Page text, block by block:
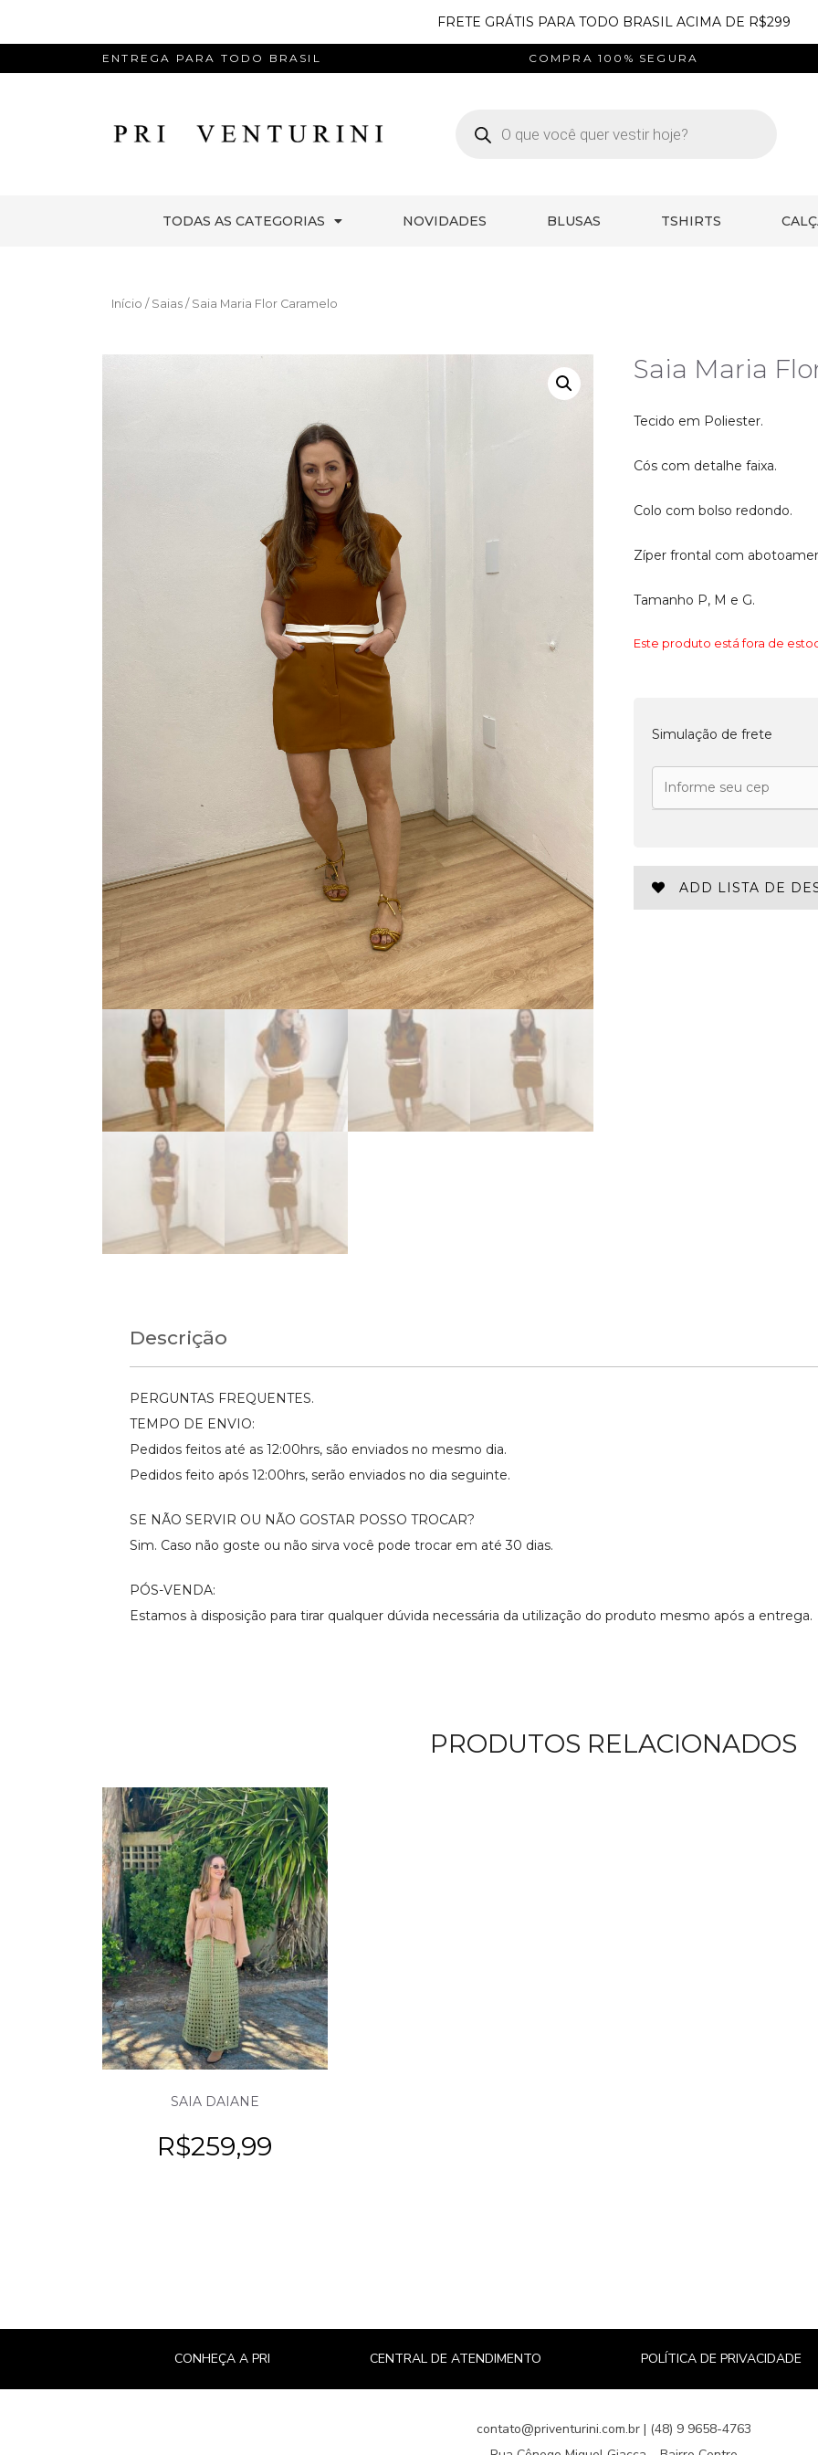
FRETE GRÁTIS PARA TODO BRASIL ACIMA DE R$299
ENTREGA PARA TODO BRASIL COMPRA 100% SEGURA
TODAS AS CATEGORIAS NOVIDADES BLUSAS TSHIRTS
Início / Saias / Saia Maria Flor Caramelo
Saia Maria
Tecido em Poliester.
Cós com detalhe faixa.
Colo com bolso redondo.
Zíper frontal com
Tamanho P, M e G.
Este produto está fora de
Simulação de frete
ADD LISTA DE
Descrição
PERGUNTAS FREQUENTES.
TEMPO DE ENVIO:
Pedidos feitos até as 12:00hrs, são enviados no mesmo dia.
Pedidos feito após 12:00hrs, serão enviados no dia seguinte.
SE NÃO SERVIR OU NÃO GOSTAR POSSO TROCAR?
Sim. Caso não goste ou não sirva você pode trocar em até 30 dias.
PÓS-VENDA:
Estamos à disposição para tirar qualquer dúvida necessária da utilização do produto mesmo após a entrega.
PRODUTOS RELACIONADOS
SAIA DAIANE
R$259,99
CONHEÇA A PRI CENTRAL DE ATENDIMENTO POLÍTICA DE PRIVACIDADE
contato@priventurini.com.br | (48) 9 9658-4763